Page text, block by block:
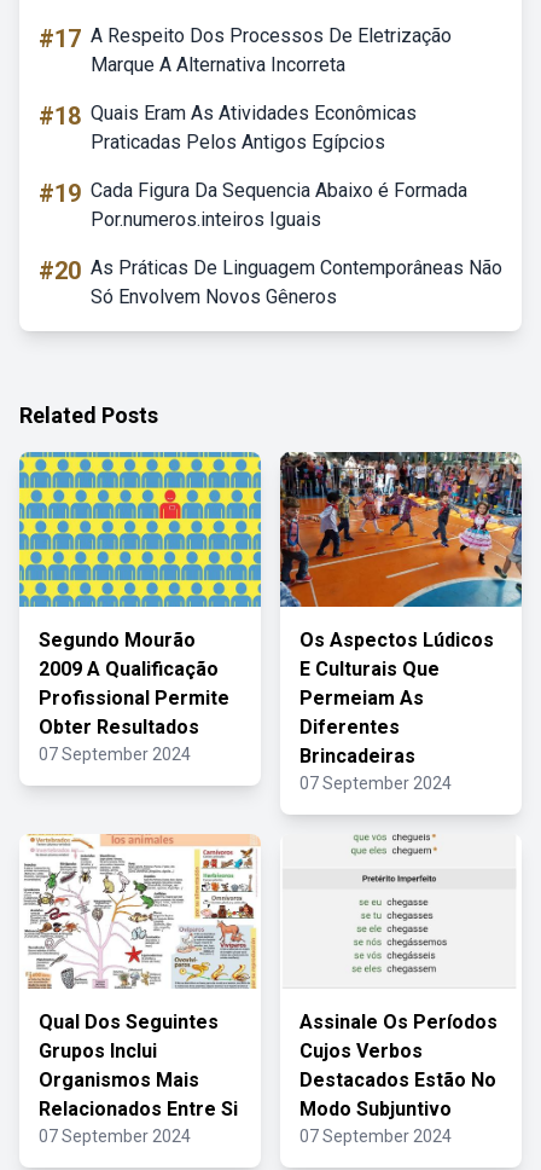
#17 A Respeito Dos Processos De Eletrização
Marque A Alternativa Incorreta
#18 Quais Eram As Atividades Econômicas
Praticadas Pelos Antigos Egípcios
#19 Cada Figura Da Sequencia Abaixo é Formada
Por.numeros.inteiros Iguais
#20 As Práticas De Linguagem Contemporâneas Não
Só Envolvem Novos Gêneros
Related Posts
Segundo Mourão
2009 A Qualificação
Profissional Permite
Obter Resultados
07 September 2024
Os Aspectos Lúdicos
E Culturais Que
Permeiam As
Diferentes
Brincadeiras
07 September 2024
Qual Dos Seguintes
Grupos Inclui
Organismos Mais
Relacionados Entre Si
07 September 2024
Assinale Os Períodos
Cujos Verbos
Destacados Estão No
Modo Subjuntivo
07 September 2024